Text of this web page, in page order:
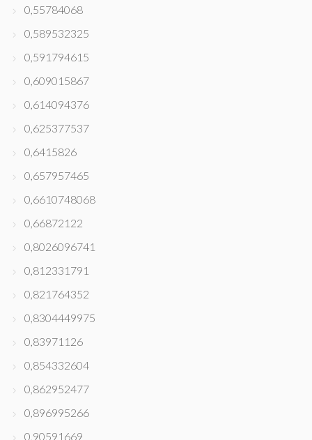
0,55784068
0,589532325
0,591794615
0,609015867
0,614094376
0,625377537
0,6415826
0,657957465
0,6610748068
0,66872122
0,8026096741
0,812331791
0,821764352
0,8304449975
0,83971126
0,854332604
0,862952477
0,896995266
0,90591669